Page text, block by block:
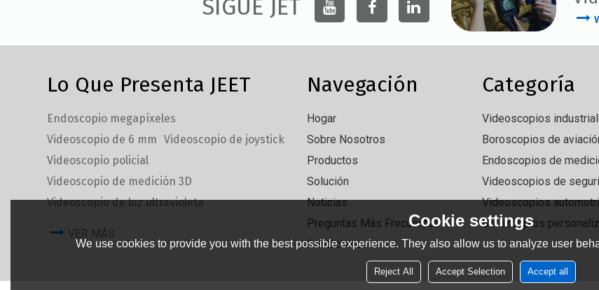
SIGUE JET
Lo Que Presenta JEET
Endoscopio megapíxeles
Videoscopio de 6 mm Videoscopio de joystick
Videoscopio policial
Videoscopio de medición 3D
Videoscopio de luz ultravioleta
VER MÁS
Navegación
Hogar
Sobre Nosotros
Productos
Solución
Noticias
Preguntas Más Frecuentes
Contáctenos
Categoría
Videoscopios
Boroscopios de
Endoscopios de
Videoscopios de
Videoscopios
Boroscopios
Cookie settings
We use cookies to provide you with the best possible experience. They also allow us to analyze user
Reject All Accept Selection Accept all